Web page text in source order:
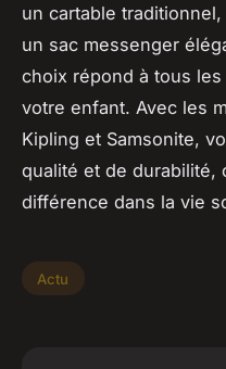
un cartable
un sac messenger
choix répond à tous
votre enfant. Avec les
Kipling et Samsonite,
qualité et de durabilité,
différence dans la vie
Actu